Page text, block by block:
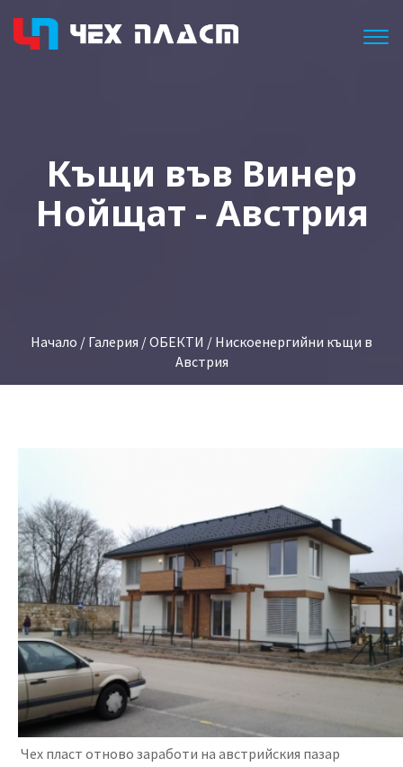
Къщи във Винер
Нойщат - Австрия
Начало / Галерия /ОБЕКТИ / Нискоенергийни къщи в
Австрия
Чех пласт отново заработи на австрийския пазар